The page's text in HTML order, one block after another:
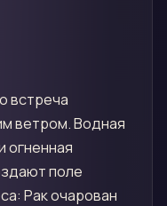
встреча
ветром. Водная
огненная
поле
Рак очарован